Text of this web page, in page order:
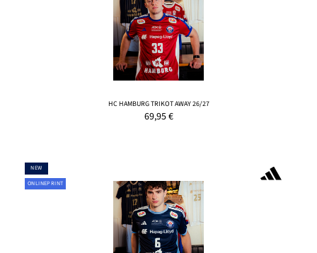
HC HAMBURG TRIKOT AWAY 26/27
69,95€
NEW
ONLINEPRINT